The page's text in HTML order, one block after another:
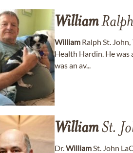
William
William Ralph St.
Health Hardin. He
was an av...
WilliamSt.
Dr.WilliamSt. John